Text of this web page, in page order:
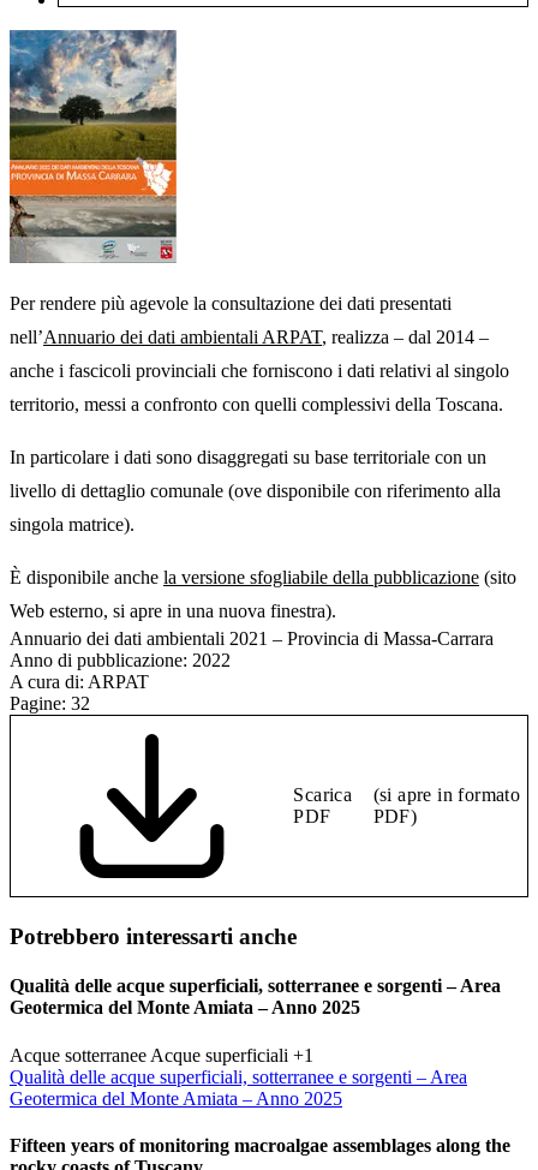
Per rendere più agevole la consultazione dei dati presentati
nell’Annuario dei dati ambientali ARPAT, realizza – dal 2014 –
anche i fascicoli provinciali che forniscono i dati relativi al singolo
territorio, messi a confronto con quelli complessivi della Toscana.
In particolare i dati sono disaggregati su base territoriale con un
livello di dettaglio comunale (ove disponibile con riferimento alla
singola matrice).
È disponibile anche la versione sfogliabile della pubblicazione (sito
Web esterno, si apre in una nuova finestra).
Annuario dei dati ambientali 2021 – Provincia di Massa-Carrara
Anno di pubblicazione: 2022
A cura di: ARPAT
Pagine: 32
Scarica
PDF
(si apre in formato
PDF)
Potrebbero interessarti anche
Qualità delle acque superficiali, sotterranee e sorgenti – Area
Geotermica del Monte Amiata – Anno 2025
Acque sotterranee Acque superficiali +1
Qualità delle acque superficiali, sotterranee e sorgenti – Area
Geotermica del Monte Amiata – Anno 2025
Fifteen years of monitoring macroalgae assemblages along the